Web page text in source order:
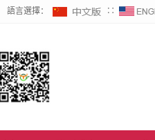
語言選擇： ∷